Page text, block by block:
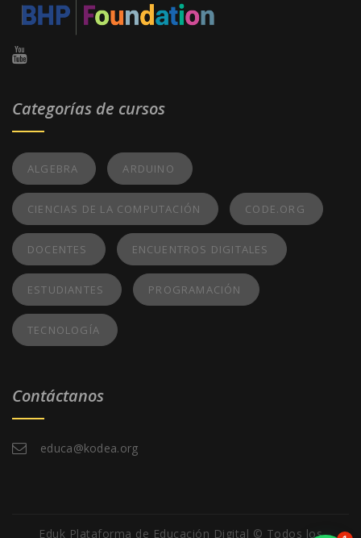
Categorías de cursos
ALGEBRA ARDUINO
CIENCIAS DE LA COMPUTACIÓN CODE.ORG
DOCENTES ENCUENTROS DIGITALES
ESTUDIANTES PROGRAMACIÓN
TECNOLOGÍA
Contáctanos
educa@kodea.org
Eduk Plataforma de Educación Digital © Todos los